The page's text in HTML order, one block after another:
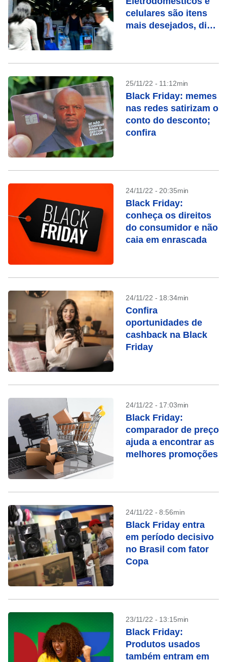
celulares são itens
mais desejados, diz
25/11/22 - 11:12min
Black Friday: memes
nas redes satirizam o
conto do desconto;
confira
24/11/22 - 20:35min
Black Friday:
conheça os direitos
do consumidor e não
caia em enrascada
24/11/22 - 18:34min
Confira
oportunidades de
cashback na Black
Friday
24/11/22 - 17:03min
Black Friday:
comparador de preço
ajuda a encontrar as
melhores promoções
24/11/22 - 8:56min
Black Friday entra
em período decisivo
no Brasil com fator
Copa
23/11/22 - 13:15min
Black Friday:
Produtos usados
também entram em